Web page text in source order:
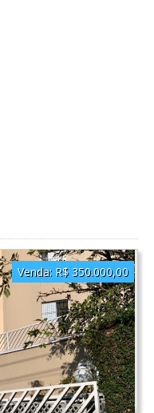
Venda: R$ 350.000,00